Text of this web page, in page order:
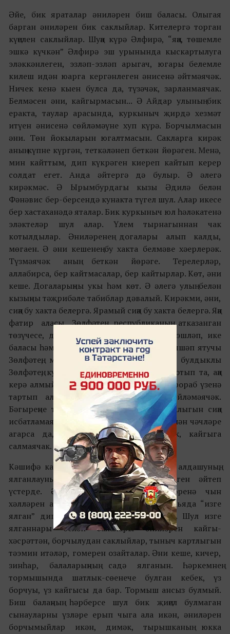
Әйе, бик яраталар әниләрен биш баласы. Олыгая
барган әниләрен бик саклыйлар. Кителергә торган
күңелен саклыйлар. Шуңа күрә Әлфирә, “яңа, төшемле
эшкә күчкән” Әлфирә эш урынында кыскартылуга
эләккәнлеген, эзләп-эзләп арыгач, югары белемле
килеш идән юарга кергәнлеген әнисенә әйтмәячәк.
Ничек кенә кыен булса да, түзәчәк, зарланмаячак.
Белмәсен әни, кайгырмасын... Ә Айдар улының бик
еракта, таулар арасында, куркыныч җирдә хезмәт
итүен әнисенә сөйләмәүне хуп күрә. Борчылмасын
әни. Төн йокыларын югалтмасын. Сакларга кирәк
аның күпне күргән, теткәләнеп беткән йөрәген. Менә,
мин кайттым, дип күкрәген киереп кайтып керер
солдат егет. Анда әйтергә дә булыр. Ә әлегә
кирәкмәс. Ә Ырымбурдагы кызы Әдилә белән
Фәнәвис бер-берсендә кунакта түгел шул. Алар икесе
бер хастаханәдә яталар. Бик куркыныч юл һәләкатенә
эләктеләр шул алар. Үлем тырнагыннан чак
котылдылар. Әниләренең догалары алып калды,
мөгаен. Ә әни кешенең бу хакта белмәве хәерлерәк.
Түзмәячәк аның беткән йөрәге. Терелерләр,
аллабирса, бер кайтмасалар, бер кайтырлар. Көт, әни
кеше. Догаларыңны укы һәм көт. Ә әлегә улың белән
кызыңны тәҗрибәле табиблар дәвалый. Кирәкми, әни,
сиңа бу хакта белергә. Ярамый сиңа бу хакта белергә. Яңа
фатир аласы Зөлфәтең, республиканың атказанган
төзүчесе, дистә-дистә еллар төзелештә эшләп, ике
баласы һәм хатыны белән тулай торакта яшәп ятучы
Зөлфәтең, мактаулы, данлыклы, тырыш, булдыклы
Зөлфәтең, кулына яңа фатирның ачкычын тотып та, аңа
керә алмыйча, хаклы фатирдан язуын, прораб үзенә
тартып алуын бервакытта да сиңа сөйләмәячәк.
Бәгыреңне телеп, бу дөньяда хаклык юклыгын сиңа
исбатламаячак. Ул фатир өчен хатыны белән чәчләре
агарса да, синең күңелеңне төшермәячәк, кайгыга
салмаячак.
Кәшифә карчык балаларына кечкенәдән алдашуның,
ялганлауның бик начар гадәт икәнлеген әйтеп
үстерде. Әйе, балалары бүген әниләренә чын
хәлләрен ачып сала алмыйлар. Тик дөньяда “изге
ялган” дигән төшенчә дә бар бит әле. Шул изге
ялганнары белән балалары әниләрен кайгы-
хәсрәттән, борчылудан саклыйлар, тыныч картлыгын
тәэмин итәләр, гомерен озайталар. Әни кеше, кичер,
зинһар, балаларыңның садә ялганын. Һәркемнең
тормышында шатлык-сөенече булган кебек, үз
борчуы, үз кайгысы да бар. Тормыш ансыз булмый.
Биш балаңның һәрберсе шул бик җиңел булмаган
сынауларны үзләре ерып чыга ала икән, әниләрен
борчымыйлар икән, димәк, тырышканың юкка